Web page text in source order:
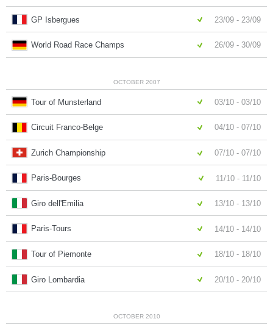
GP Isbergues 23/09 - 23/09
World Road Race Champs 26/09 - 30/09
OCTOBER 2007
Tour of Munsterland 03/10 - 03/10
Circuit Franco-Belge 04/10 - 07/10
Zurich Championship 07/10 - 07/10
Paris-Bourges 11/10 - 11/10
Giro dell'Emilia 13/10 - 13/10
Paris-Tours 14/10 - 14/10
Tour of Piemonte 18/10 - 18/10
Giro Lombardia 20/10 - 20/10
OCTOBER 2010